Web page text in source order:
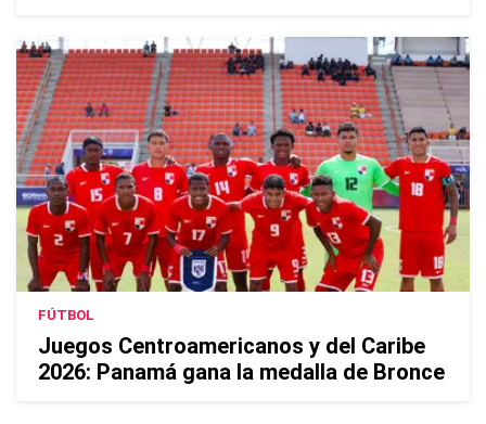
FÚTBOL
Juegos Centroamericanos y del Caribe
2026: Panamá gana la medalla de Bronce